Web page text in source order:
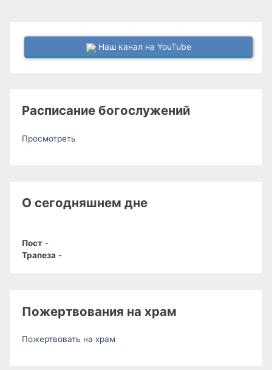
Наш канал на YouTube
Расписание богослужений
Просмотреть
О сегодняшнем дне
Пост -
Трапеза -
Пожертвования на храм
Пожертвовать на храм